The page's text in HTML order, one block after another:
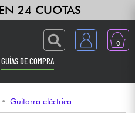
24 CUOTAS
0
GUÍAS DE COMPRA
• Guitarra eléctrica